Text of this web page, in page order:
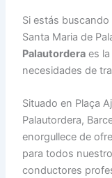
Si estás
Santa Maria de
Palautordera es
necesidades de
Situado en Plaça
Palautordera,
enorgullece de
para todos
conductores